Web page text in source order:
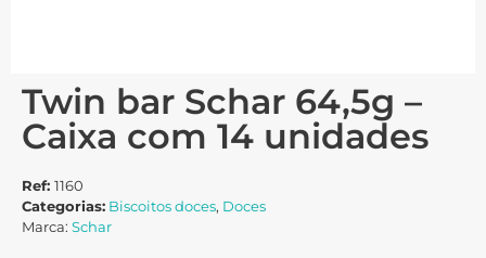
Twin bar Schar 64,5g –
Caixa com 14 unidades
Ref: 1160
Categorias: Biscoitos doces, Doces
Marca: Schar